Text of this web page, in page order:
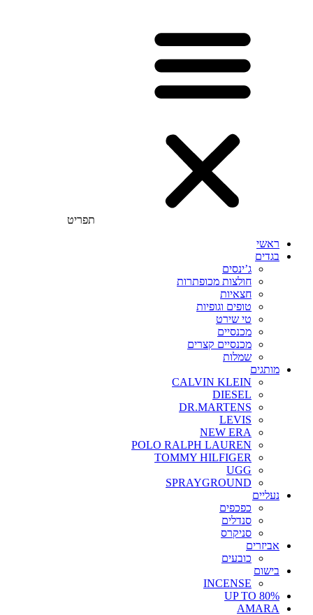
תפריט
ראשי
בגדים
ג’ינסים
חולצות מכופתרות
חצאיות
טופים וגופיות
טי שירט
מכנסיים
מכנסיים קצרים
שמלות
מותגים
CALVIN KLEIN
DIESEL
DR.MARTENS
LEVIS
NEW ERA
POLO RALPH LAUREN
TOMMY HILFIGER
UGG
SPRAYGROUND
נעליים
כפכפים
סנדלים
סניקרס
אביזרים
כובעים
בישום
INCENSE
UP TO 80%
AMARA